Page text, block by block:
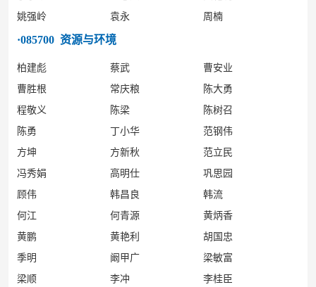
姚强岭
袁永 周楠
·085700 资源与环境
柏建彪 蔡武
曹安业
曹胜根
常庆粮
陈大勇
程敬义
陈梁
陈树召
陈勇
丁小华
范钢伟
方坤
方新秋
范立民
冯秀娟
高明仕
巩思园
顾伟
韩昌良
韩流
何江
何青源
黄炳香
黄鹏
黄艳利
胡国忠
季明
阚甲广
梁敏富
梁顺
李冲
李桂臣